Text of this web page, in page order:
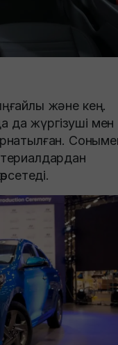
ыңғайлы және кең.
жүргізуші мен